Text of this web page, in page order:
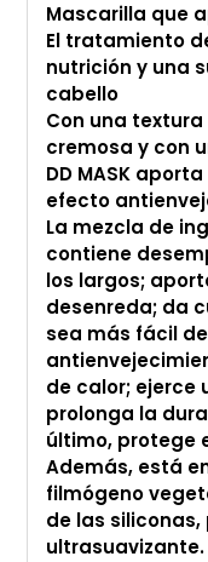
de
compra
Mascarilla que
El tratamiento
nutrición y una
cabello
Con una
cremosa y con
DD MASK
efecto
La mezcla de
contiene
los largos;
desenreda; da
sea más fácil
de calor; ejerce
prolonga la
último, protege
Además, está
filmógeno
de las
ultrasuavizante.